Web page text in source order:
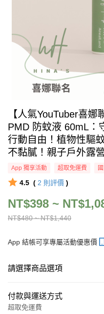
【人氣YouTuber喜
PMD 防蚊液 60mL：
行動自由！植物性驅
不黏膩！親子戶外露
App 獨享活動 超取免運費
4.5 ( 2 則評價 )
NT$480 ~ NT$1,440
NT$398 ~
App 結帳可享專屬活動優惠價
請選擇商品選項
付款與運送方式
超取免運費